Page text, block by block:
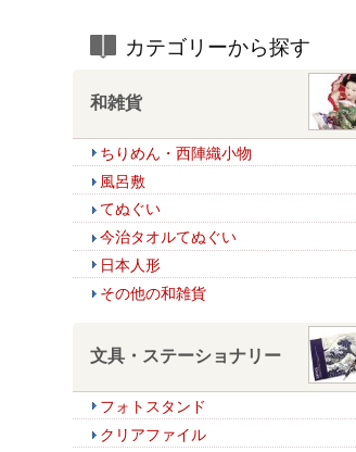
カテゴリーから探す
和雑貨
ちりめん・西陣織小物
風呂敷
てぬぐい
今治タオルてぬぐい
日本人形
その他の和雑貨
文具・ステーショナリー
フォトスタンド
クリアファイル